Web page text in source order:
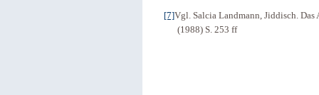
[7]Vgl. Salcia Landmann, Jiddisch.
(1988) S. 253 ff